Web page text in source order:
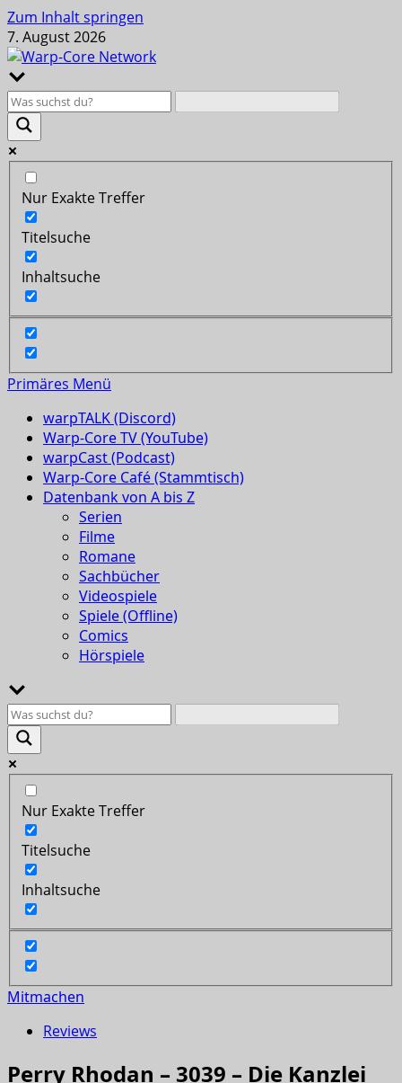
Zum Inhalt springen
7. August 2026
Nur Exakte Treffer
Titelsuche
Inhaltsuche
Primäres Menü
warpTALK (Discord)
Warp-Core TV (YouTube)
warpCast (Podcast)
Warp-Core Café (Stammtisch)
Datenbank von A bis Z
Serien
Filme
Romane
Sachbücher
Videospiele
Spiele (Offline)
Comics
Hörspiele
Nur Exakte Treffer
Titelsuche
Inhaltsuche
Mitmachen
Reviews
Perry Rhodan – 3039 – Die Kanzlei